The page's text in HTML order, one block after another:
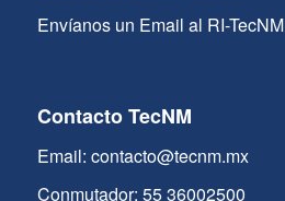
Envíanos un Email al RI-TecNM
Contacto TecNM
Email: contacto@tecnm.mx
Conmutador: 55 36002500